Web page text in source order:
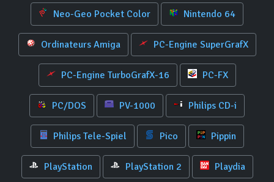
Neo-Geo Pocket Color Nintendo 64
Ordinateurs Amiga PC-Engine SuperGrafX
PC-Engine TurboGrafX-16 PC-FX
PC/DOS PV-1000 Philips CD-i
Philips Tele-Spiel Pico Pippin
PlayStation PlayStation 2 Playdia